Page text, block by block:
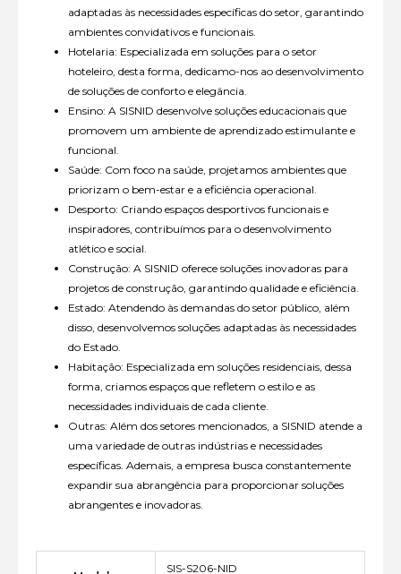
adaptadas às necessidades específicas do setor, garantindo
ambientes convidativos e funcionais.
Hotelaria: Especializada em soluções para o setor
hoteleiro, desta forma, dedicamo-nos ao desenvolvimento
de soluções de conforto e elegância.
Ensino: A SISNID desenvolve soluções educacionais que
promovem um ambiente de aprendizado estimulante e
funcional.
Saúde: Com foco na saúde, projetamos ambientes que
priorizam o bem-estar e a eficiência operacional.
Desporto: Criando espaços desportivos funcionais e
inspiradores, contribuímos para o desenvolvimento
atlético e social.
Construção: A SISNID oferece soluções inovadoras para
projetos de construção, garantindo qualidade e eficiência.
Estado: Atendendo às demandas do setor público, além
disso, desenvolvemos soluções adaptadas às necessidades
do Estado.
Habitação: Especializada em soluções residenciais, dessa
forma, criamos espaços que refletem o estilo e as
necessidades individuais de cada cliente.
Outras: Além dos setores mencionados, a SISNID atende a
uma variedade de outras indústrias e necessidades
específicas. Ademais, a empresa busca constantemente
expandir sua abrangência para proporcionar soluções
abrangentes e inovadoras.
SIS-S206-NID